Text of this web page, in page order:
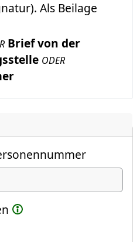
Als Beilage
Brief von der
ODER